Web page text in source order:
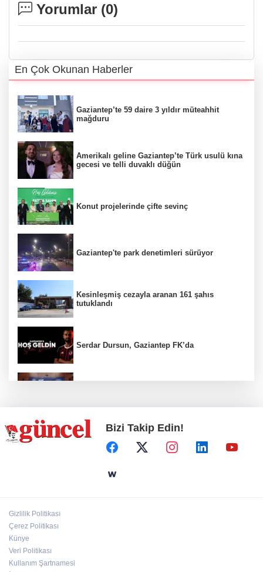
Yorumlar (0)
En Çok Okunan Haberler
Gaziantep’te 59 daire 3 yıldır müteahhit
mağduru
Amerikalı geline Gaziantep’te Türk usulü kına
gecesi ve telli duvaklı düğün
Konut projelerinde çifte sevinç
Gaziantep'te park denetimleri sürüyor
Kesinleşmiş cezayla aranan 161 şahıs
tutuklandı
Serdar Dursun, Gaziantep FK’da
Define avcıları yakalandı
Emre Bildirici ve Emine Koruer’in mutlu
Bizi Takip Edin!
Gizlilik Politikası
Çerez Politikası
Künye
Veri Politikası
Kullanım Şartnamesi